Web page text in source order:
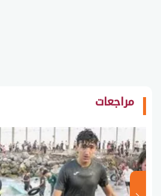
مراجعات